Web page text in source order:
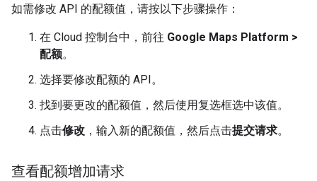
如需修改 API 的配额值，请按以下步骤操作：
在 Cloud 控制台中，前往 Google Maps Platform >
配额。
选择要修改配额的 API。
找到要更改的配额值，然后使用复选框选中该值。
点击修改 ，输入新的配额值，然后点击提交请求。
查看配额增加请求